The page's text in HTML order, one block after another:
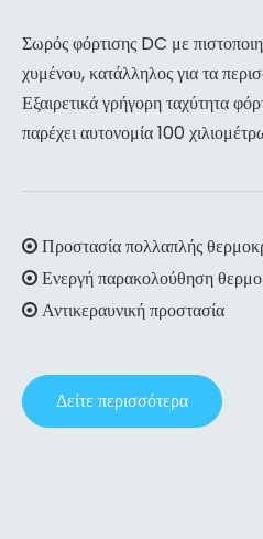
Σωρός φόρτισης DC με
χυμένου, κατάλληλος για τα
Εξαιρετικά γρήγορη ταχύτητα
παρέχει αυτονομία 100
 Προστασία πολλαπλής
 Ενεργή παρακολούθηση
 Αντικεραυνική προστασία
Δείτε περισσότερα